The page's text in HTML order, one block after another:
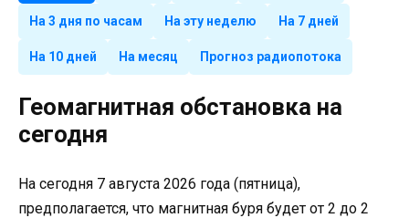
На 3 дня по часам На эту неделю На 7 дней
На 10 дней На месяц Прогноз радиопотока
Геомагнитная обстановка на
сегодня
На сегодня 7 августа 2026 года (пятница),
предполагается, что магнитная буря будет от 2 до 2